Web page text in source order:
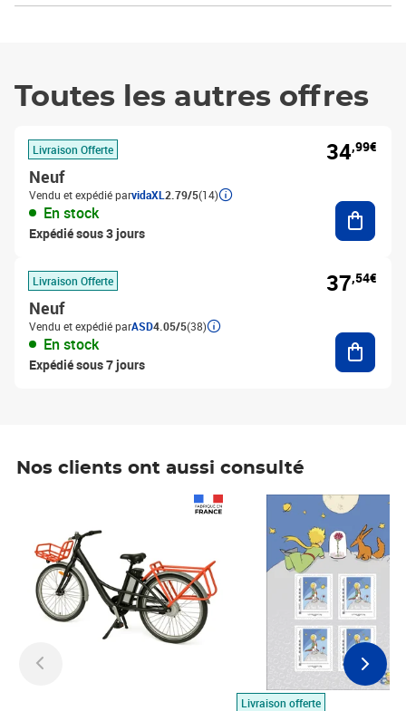
Toutes les autres offres
Livraison Offerte
Neuf
Vendu et expédié parvidaXL 2.79/5(14)
En stock
Expédié sous 3 jours
34,99€
Livraison Offerte
Neuf
Vendu et expédié parASD4.05/5(38)
En stock
Expédié sous 7 jours
37,54€
Nos clients ont aussi consulté
Livraison offerte
Prix 7,50€